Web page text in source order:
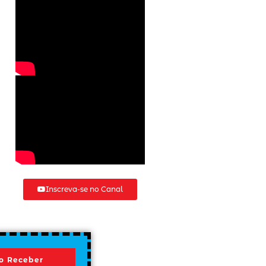
Inscreva-se no Canal
Receber